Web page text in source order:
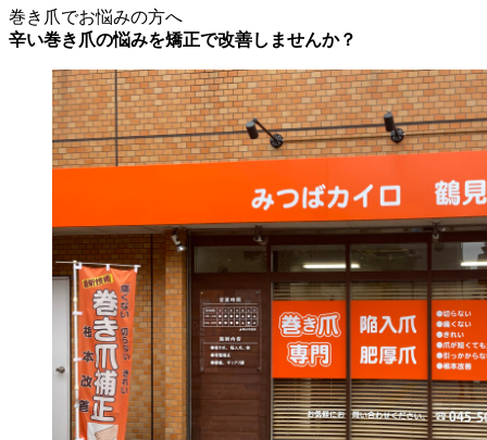
巻き爪でお悩みの方へ
辛い巻き爪の悩みを矯正で改善しませんか？